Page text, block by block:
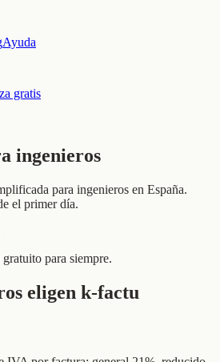
Ayuda
gratis
ingenieros
para ingenieros en España.
el primer día.
para siempre.
eligen k-factu